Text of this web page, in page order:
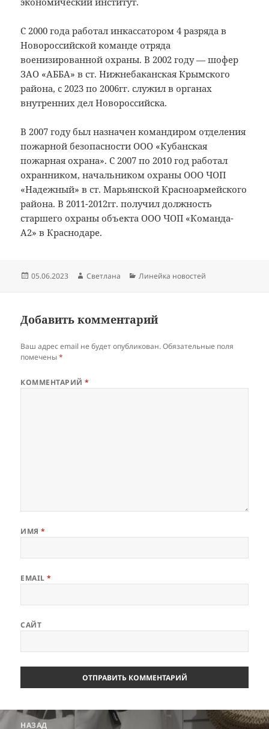
С 2000 года работал инкассатором 4 разряда в
Новороссийской команде отряда
военизированной охраны. В 2002 году — шофер
ЗАО «АББА» в ст. Нижнебаканская Крымского
района, с 2023 по 2006гг. служил в органах
внутренних дел Новороссийска.
В 2007 году был назначен командиром отделения
пожарной безопасности ООО «Кубанская
пожарная охрана». С 2007 по 2010 год работал
охранником, начальником охраны ООО ЧОП
«Надежный» в ст. Марьянской Красноармейского
района. В 2011-2012гг. получил должность
старшего охраны объекта ООО ЧОП «Команда-
А2» в Краснодаре.
Опубликовано
05.06.2023 Автор
Светлана Рубрики
Линейка новостей
Добавить комментарий
Ваш адрес email не будет опубликован. Обязательные поля
помечены*
КОММЕНТАРИЙ*
ИМЯ*
EMAIL*
САЙТ
Навигация
НАЗАД